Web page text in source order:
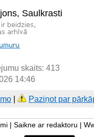
Saulkrasti
skaits: 413
14:46
Paziņot par
Saikne ar redaktoru